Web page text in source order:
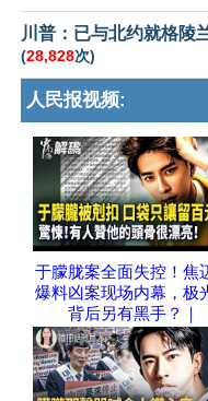
川普：已与北约就格陵
(28,828次)
人民报视频:
于朦胧案全面失控！焦
爆料凶案现场内幕，极
背后另有黑手？｜